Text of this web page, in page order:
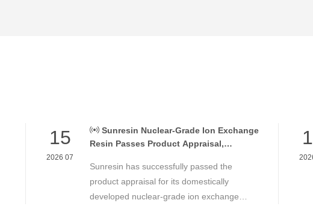
15
2026 07
Sunresin Nuclear-Grade Ion Exchange
Resin Passes Product Appraisal,
Chemistry Control
Sunresin has successfully passed the
product appraisal for its domestically
developed nuclear-grade ion exchange